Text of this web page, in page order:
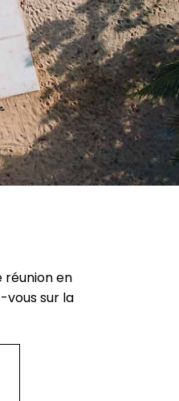
réunion en
vous sur la